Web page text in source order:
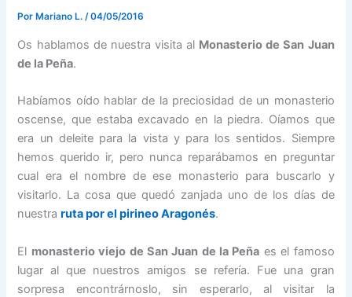
Por Mariano L./04/05/2016
Os hablamos de nuestra visita al Monasterio de San Juan
de la Peña.
Habíamos oído hablar de la preciosidad de un monasterio
oscense, que estaba excavado en la piedra. Oíamos que
era un deleite para la vista y para los sentidos. Siempre
hemos querido ir, pero nunca reparábamos en preguntar
cual era el nombre de ese monasterio para buscarlo y
visitarlo. La cosa que quedó zanjada uno de los días de
nuestraruta por el pirineo Aragonés.
El monasterio viejo de San Juan de la Peña es el famoso
lugar al que nuestros amigos se refería. Fue una gran
sorpresa encontrárnoslo, sin esperarlo, al visitar la